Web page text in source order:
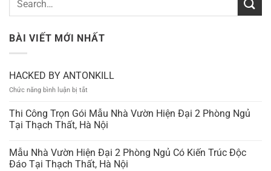
BÀI VIẾT MỚI NHẤT
HACKED BY ANTONKILL
Chức năng bình luận bị tắt
BY
ANTONKILL
Thi Công Trọn Gói Mẫu Nhà Vườn Hiện Đại 2 Phòng Ngủ
Tại Thạch Thất, Hà Nội
Mẫu Nhà Vườn Hiện Đại 2 Phòng Ngủ Có Kiến Trúc Độc
Đáo Tại Thạch Thất, Hà Nội